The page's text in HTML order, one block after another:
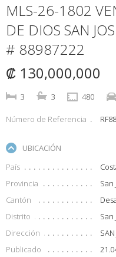
MLS-26-1802
DE DIOS SAN
# 88987222
₡ 130,000,000
3 3 480
Número de Referencia
UBICACIÓN
País
Provincia
San
Cantón
Distrito
San
Dirección
Publicado